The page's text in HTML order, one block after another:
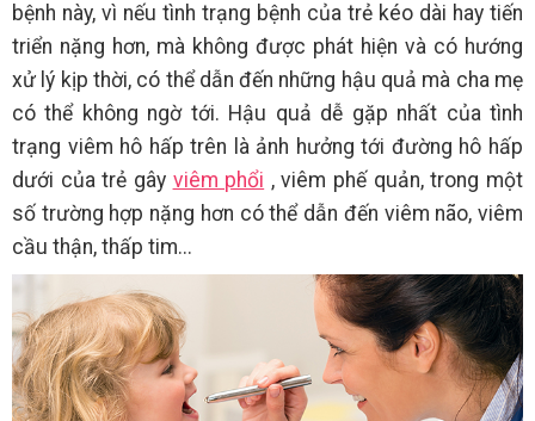
bệnh này, vì nếu tình trạng bệnh của trẻ kéo dài hay tiến
triển nặng hơn, mà không được phát hiện và có hướng
xử lý kịp thời, có thể dẫn đến những hậu quả mà cha mẹ
có thể không ngờ tới. Hậu quả dễ gặp nhất của tình
trạng viêm hô hấp trên là ảnh hưởng tới đường hô hấp
dưới của trẻ gây viêm phổi , viêm phế quản, trong một
số trường hợp nặng hơn có thể dẫn đến viêm não, viêm
cầu thận, thấp tim...